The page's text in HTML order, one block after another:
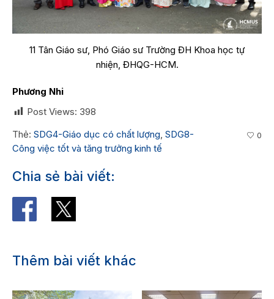
11 Tân Giáo sư, Phó Giáo sư Trường ĐH Khoa học tự
nhiện, ĐHQG-HCM.
Phương Nhi
Post Views: 398
Thẻ: SDG4-Giáo dục có chất lượng, SDG8-
Công việc tốt và tăng trưởng kinh tế
0
Chia sẻ bài viết:
Thêm bài viết khác